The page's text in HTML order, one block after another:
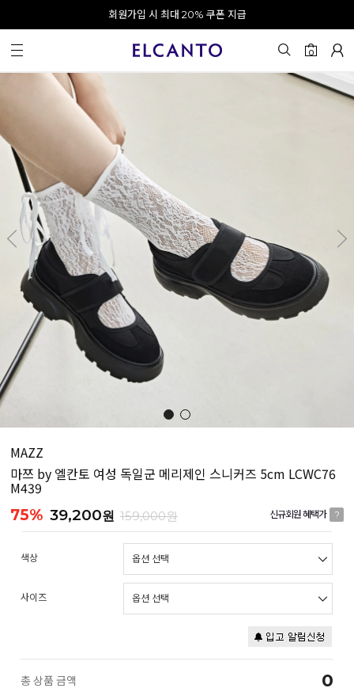
오전 10시 이전 결제 완료 시 오늘 출발!
회원가입 시 최대 20% 쿠폰 지급
0
MAZZ
마쯔 by 엘칸토 여성 독일군 메리제인 스니커즈 5cm LCWC76
M439
75% 39,200원 159,000원 신규회원 혜택가 ?
색상
사이즈
총 상품 금액 0